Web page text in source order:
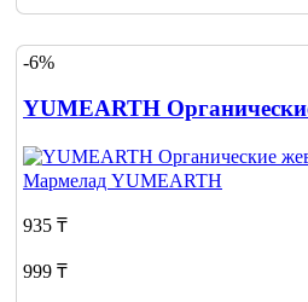
-6%
YUMEARTH
Мармелад YUMEARTH
935 ₸
999 ₸